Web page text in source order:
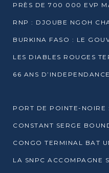
PORT DE POINTE-NOIRE : LE MÔLE EST